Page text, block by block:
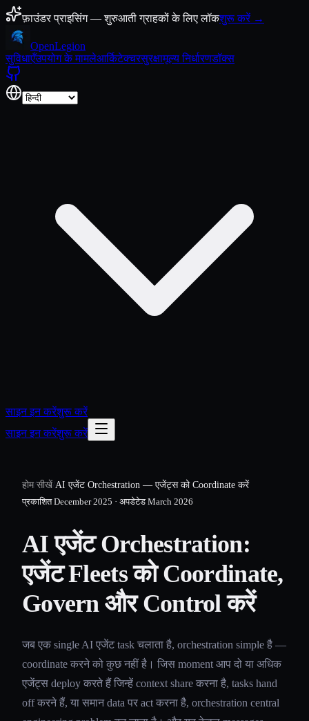
कंटेंट पर जाएँ
फ़ाउंडर प्राइसिंग — शुरुआती ग्राहकों के लिए लॉकशुरू करें →
OpenLegion
सुविधाएँउपयोग के मामलेआर्किटेक्चरसुरक्षामूल्य निर्धारणडॉक्स
साइन इन करेंशुरू करें
साइन इन करेंशुरू करें
होम/सीखें/AI एजेंट Orchestration — एजेंट्स को Coordinate करें
प्रकाशितDecember 2025 · अपडेटेड March 2026
AI एजेंट Orchestration:
एजेंट Fleets को Coordinate,
Govern और Control करें
जब एक single AI एजेंट task चलाता है, orchestration simple है —
coordinate करने को कुछ नहीं है। जिस moment आप दो या अधिक
एजेंट्स deploy करते हैं जिन्हें context share करना है, tasks hand
off करने हैं, या समान data पर act करना है, orchestration central